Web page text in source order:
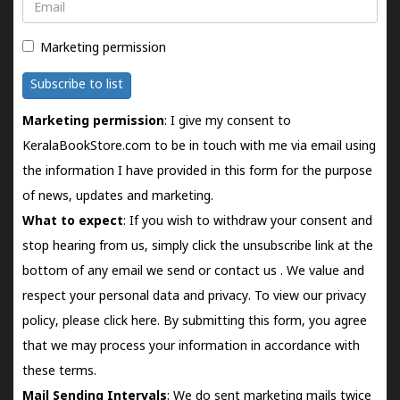
Email
Marketing permission
Subscribe to list
Marketing permission: I give my consent to
KeralaBookStore.com to be in touch with me via email using
the information I have provided in this form for the purpose
of news, updates and marketing.
What to expect: If you wish to withdraw your consent and
stop hearing from us, simply click the unsubscribe link at the
bottom of any email we send orcontact us . We value and
respect your personal data and privacy. To view our privacy
policy, please click here. By submitting this form, you agree
that we may process your information in accordance with
these terms.
Mail Sending Intervals: We do sent marketing mails twice